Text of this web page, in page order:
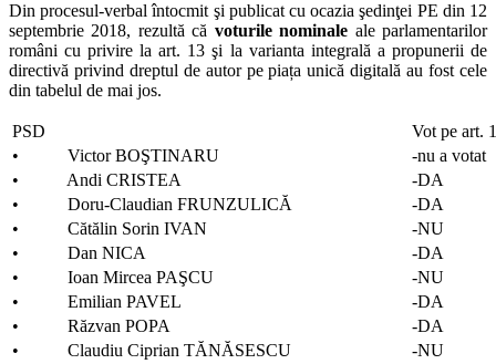
Din procesul-verbal întocmit şi publicat cu ocazia şedinţei PE din 12
septembrie 2018, rezultă că voturile nominale ale parlamentarilor
români cu privire la art. 13 şi la varianta integrală a propunerii de
directivă privind dreptul de autor pe piața unică digitală au fost cele
din tabelul de mai jos.
PSD
Vot pe art.
• Victor BOŞTINARU
-nu a votat
• Andi CRISTEA
-DA
• Doru-Claudian FRUNZULICĂ
-DA
• Cătălin Sorin IVAN
-NU
• Dan NICA
-DA
• Ioan Mircea PAŞCU
-NU
• Emilian PAVEL
-DA
• Răzvan POPA
-DA
• Claudiu Ciprian TĂNĂSESCU
-NU